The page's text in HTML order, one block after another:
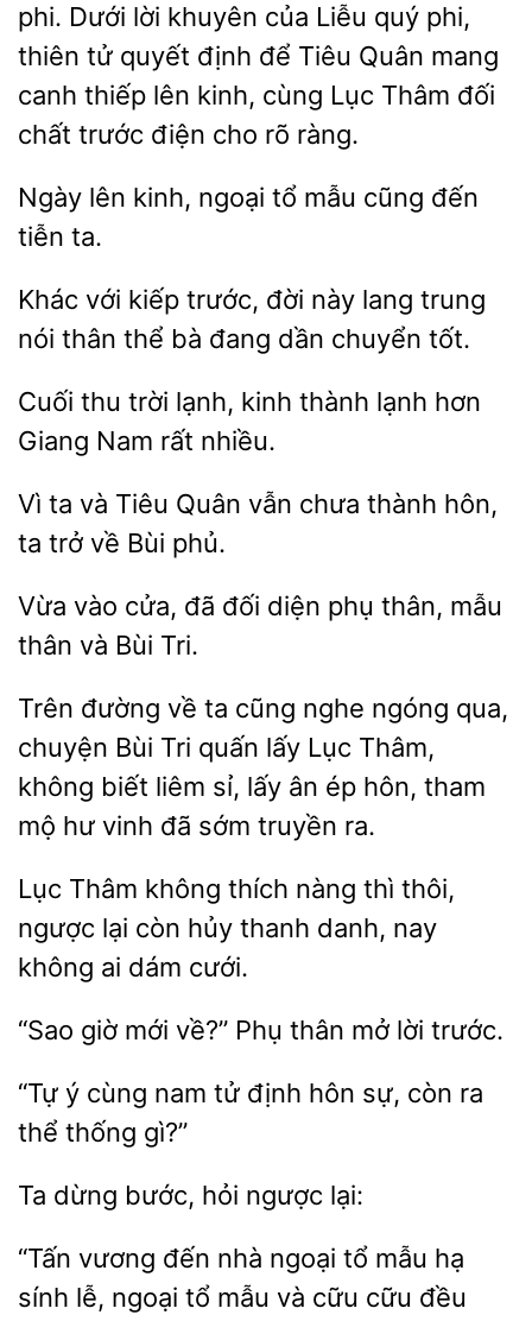
phi. Dưới lời khuyên của Liễu quý phi,
thiên
quyết định để Tiêu Quân mang
canh
lên kinh, cùng Lục Thâm
chất trước điện cho rõ ràng.
Ngày lên kinh,
mẫu cũng đến
ta.
Khác với trước, đời
lang trung
thân thể bà đang dần chuyển tốt.
Cuối trời lạnh,
thành lạnh
Giang Nam rất nhiều.
Vì ta và Tiêu
thành hôn,
ta trở về Bùi phủ.
Vừa vào cửa, đã đối diện phụ
mẫu
Bùi Tri.
Trên đường về ta
nghe ngóng
chuyện Bùi Tri quấn
Lục Thâm,
không biết liêm sỉ, lấy ân ép hôn, tham
mộ hư vinh đã sớm truyền ra.
Lục thích nàng
thôi,
ngược lại còn hủy thanh danh, nay
không ai dám cưới.
“Sao giờ mới về?” Phụ mở
“Tự ý cùng nam tử định hôn
ra
thể
gì?”
dừng ngược lại:
“Tấn vương đến nhà ngoại tổ mẫu hạ
sính lễ, ngoại tổ mẫu và cữu cữu đều